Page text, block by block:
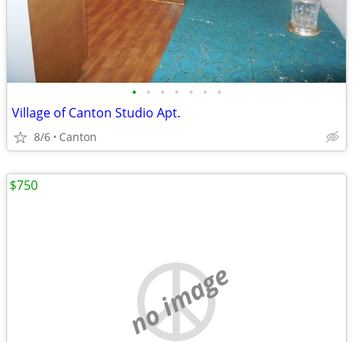
• • • • • • •
Village of Canton Studio Apt.
8/6 Canton
no image
$750